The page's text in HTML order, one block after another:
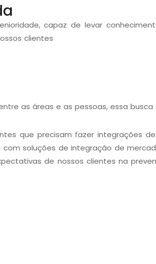
capaz de levar
clientes
as áreas e as pessoas, essa
que precisam fazer integrações
soluções de integração de
de nossos clientes na